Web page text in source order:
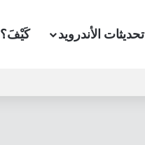
تحديثات الأندرويد كَيْفَ؟